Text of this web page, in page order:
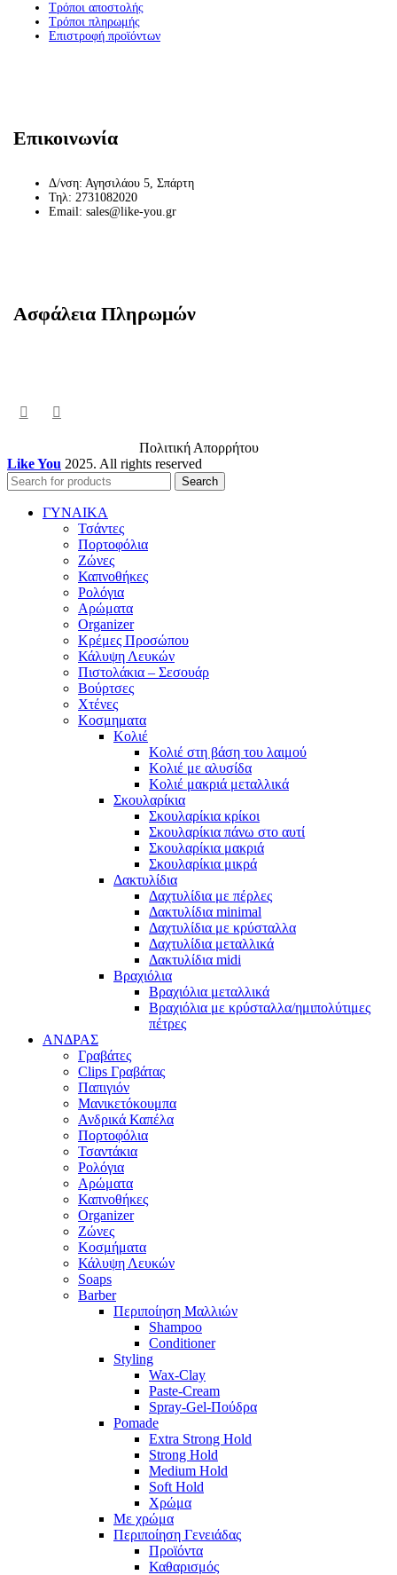
Τρόποι αποστολής
Τρόποι πληρωμής
Επιστροφή προϊόντων
Επικοινωνία
Δ/νση: Αγησιλάου 5, Σπάρτη
Τηλ: 2731082020
Email: sales@like-you.gr
Ασφάλεια Πληρωμών
Πολιτική Απορρήτου
Like You 2025. All rights reserved
Search
ΓΥΝΑΙΚΑ
Τσάντες
Πορτοφόλια
Ζώνες
Καπνοθήκες
Ρολόγια
Αρώματα
Organizer
Κρέμες Προσώπου
Κάλυψη Λευκών
Πιστολάκια – Σεσουάρ
Βούρτσες
Χτένες
Κοσμηματα
Κολιέ
Κολιέ στη βάση του λαιμού
Κολιέ με αλυσίδα
Κολιέ μακριά μεταλλικά
Σκουλαρίκια
Σκουλαρίκια κρίκοι
Σκουλαρίκια πάνω στο αυτί
Σκουλαρίκια μακριά
Σκουλαρίκια μικρά
Δακτυλίδια
Δαχτυλίδια με πέρλες
Δακτυλίδια minimal
Δαχτυλίδια με κρύσταλλα
Δαχτυλίδια μεταλλικά
Δακτυλίδια midi
Βραχιόλια
Βραχιόλια μεταλλικά
Βραχιόλια με κρύσταλλα/ημιπολύτιμες
πέτρες
ΑΝΔΡΑΣ
Γραβάτες
Clips Γραβάτας
Παπιγιόν
Μανικετόκουμπα
Ανδρικά Καπέλα
Πορτοφόλια
Τσαντάκια
Ρολόγια
Αρώματα
Καπνοθήκες
Organizer
Ζώνες
Κοσμήματα
Κάλυψη Λευκών
Soaps
Barber
Περιποίηση Μαλλιών
Shampoo
Conditioner
Styling
Wax-Clay
Paste-Cream
Spray-Gel-Πούδρα
Pomade
Extra Strong Hold
Strong Hold
Medium Hold
Soft Hold
Χρώμα
Με χρώμα
Περιποίηση Γενειάδας
Προϊόντα
Καθαρισμός